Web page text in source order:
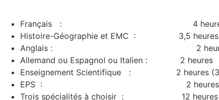
Français : 4
Histoire-Géographie et EMC : 3,5 heures
Anglais : 2
Allemand ou Espagnol ou Italien : 2 heures
Enseignement Scientifique : 2 heures (3,5
EPS : 2 heures
Trois spécialités à choisir : 12 heures ( 4